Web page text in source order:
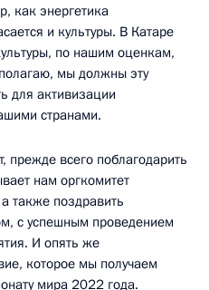
как энергетика
и культуры. В Катаре
по нашим оценкам,
мы должны эту
для активизации
странами.
прежде всего поблагодарить
нам оргкомитет
также поздравить
с успешным проведением
И опять же
которое мы получаем
мира 2022 года.